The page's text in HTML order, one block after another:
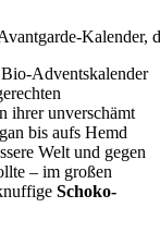
Kalender,
Adventskalender
ihrer unverschämt
bis aufs Hemd
Welt und gegen
– im großen
Schoko-